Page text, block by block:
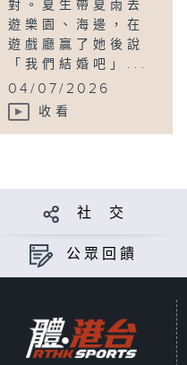
對。夏生帶夏雨去
遊樂園、海邊，在
遊戲廳贏了她後說
「我們結婚吧」...
04/07/2026
收看
社 交
公眾回饋